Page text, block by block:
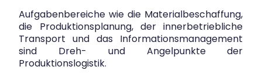
Aufgabenbereiche wie die Materialbeschaffung,
die Produktionsplanung, der innerbetriebliche
Transport und das Informationsmanagement
sind Dreh- und Angelpunkte der
Produktionslogistik.